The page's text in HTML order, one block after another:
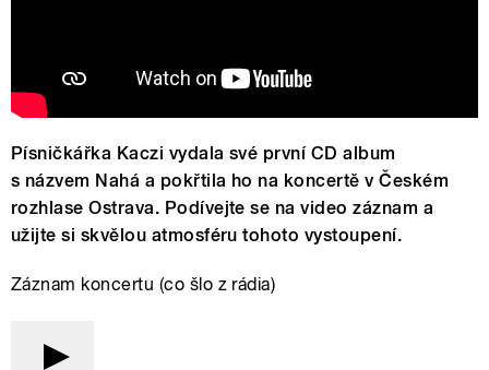
Písničkářka Kaczi vydala své první CD album
s názvem Nahá a pokřtila ho na koncertě v Českém
rozhlase Ostrava. Podívejte se na video záznam a
užijte si skvělou atmosféru tohoto vystoupení.
Záznam koncertu (co šlo z rádia)